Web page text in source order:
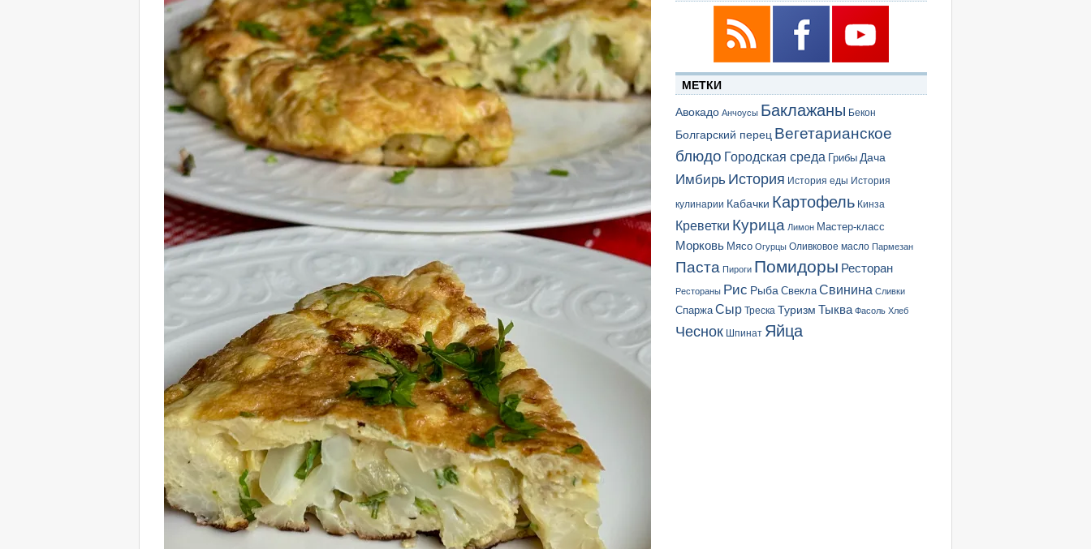
МЕТКИ
Авокадо Анчоусы Баклажаны Бекон
Болгарский перец Вегетарианское
блюдо Городская среда Грибы Дача
Имбирь История История еды История
кулинарии Кабачки Картофель Кинза
Креветки Курица Лимон Мастер-класс
Морковь Мясо Огурцы Оливковое масло Пармезан
Паста Пироги Помидоры Ресторан
Рестораны Рис Рыба Свекла Свинина Сливки
Спаржа Сыр Треска Туризм Тыква Фасоль Хлеб
Чеснок Шпинат Яйца